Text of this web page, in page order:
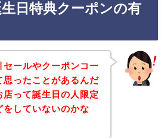
日特典クーポンの有
ールやクーポンコー
思ったことがあるんだ
って誕生日の人限定
していないのかな